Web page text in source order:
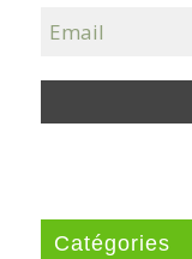
Catégories